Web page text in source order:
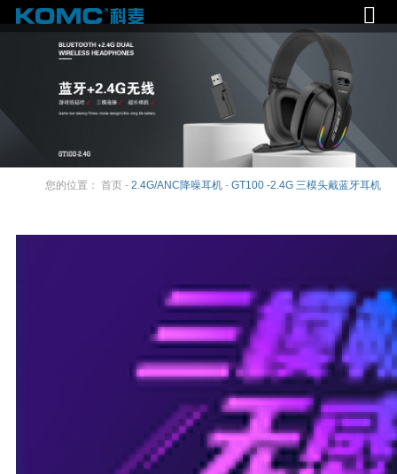
您的位置： 首页 - 2.4G/ANC降噪耳机 - GT100 -2.4G 三模头戴蓝牙耳机